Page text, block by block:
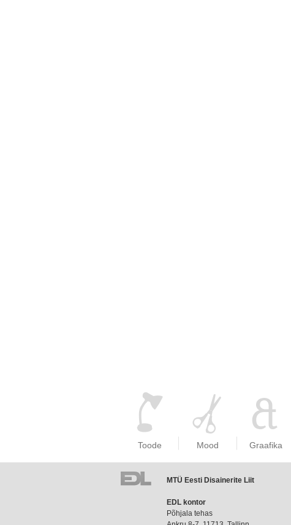
Toode Mood Graafika
liikmemaks
MTÜ Eesti Disainerite Liit
EDL kontor
Põhjala tehas